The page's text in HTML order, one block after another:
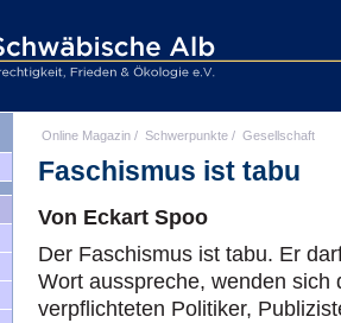
Online Magazin / Schwerpunkte / Gesellschaft
Faschismus ist tabu
Von Eckart Spoo
Der Faschismus ist tabu. Er
Wort ausspreche, wenden
verpflichteten Politiker,